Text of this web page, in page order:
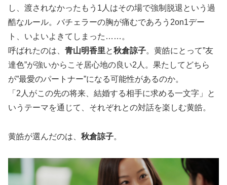
し、渡されなかったもう1人はその場で強制脱退という過
酷なルール。バチェラーの胸が痛むであろう2on1デー
ト、いよいよきてしまった……。
呼ばれたのは、 青山明香里と秋倉諒子。黄皓にとって”友
達色”が強いからこそ居心地の良い2人。果たしてどちら
が”最愛のパートナー”になる可能性があるのか。
「2人がこの先の将来、結婚する相手に求める一文字」と
いうテーマを通じて、それぞれとの対話を楽しむ黄皓。
黄皓が選んだのは、 秋倉諒子。